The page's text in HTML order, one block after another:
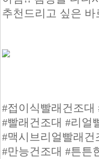
추천드리고 싶은
#접이식빨래건조대
#빨래건조대 #리얼
#맥시브리얼빨래
#만능건조대 #튼튼